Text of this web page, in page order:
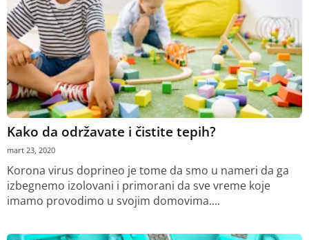
Kako da održavate i čistite tepih?
mart 23, 2020
Korona virus doprineo je tome da smo u nameri da ga
izbegnemo izolovani i primorani da sve vreme koje
imamo provodimo u svojim domovima....